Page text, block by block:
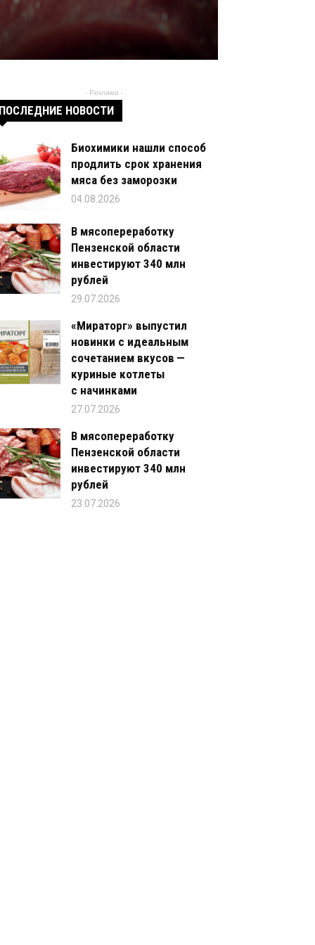
- Реклама -
НОВОСТИ
Биохимики нашли способ
продлить срок хранения
мяса без заморозки
04.08.2026
В мясопереработку
Пензенской области
инвестируют 340 млн
рублей
29.07.2026
«Мираторг» выпустил
новинки с идеальным
сочетанием вкусов —
куриные котлеты
с начинками
27.07.2026
В мясопереработку
Пензенской области
инвестируют 340 млн
рублей
23.07.2026